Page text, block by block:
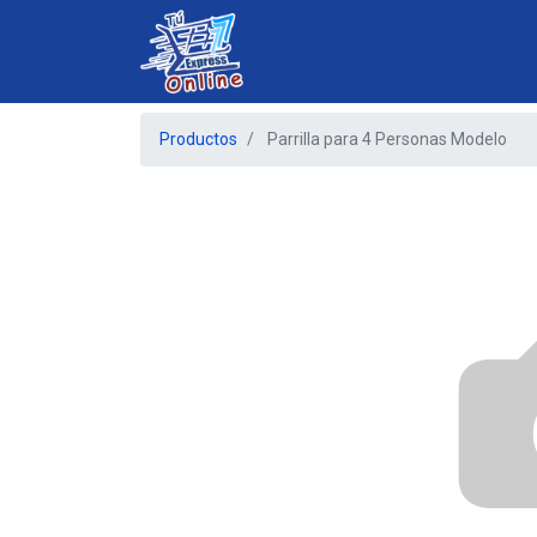
Productos Parrilla para 4 Personas Modelo